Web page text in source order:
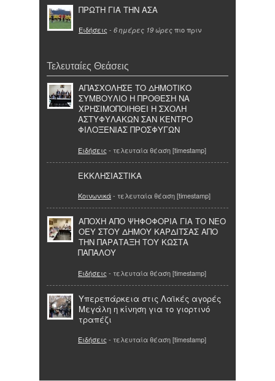
ΠΡΩΤΗ ΓΙΑ ΤΗΝ ΑΣΑ
Ειδήσεις - 6 ημέρες 19 ώρες πιο πριν
Τελευταίες Θεάσεις
ΑΠΑΣΧΟΛΗΣΕ ΤΟ ΔΗΜΟΤΙΚΟ
ΣΥΜΒΟΥΛΙΟ Η ΠΡΟΘΕΣΗ ΝΑ
ΧΡΗΣΙΜΟΠΟΙΗΘΕΙ Η ΣΧΟΛΗ
ΑΣΤΥΦΥΛΑΚΩΝ ΣΑΝ ΚΕΝΤΡΟ
ΦΙΛΟΞΕΝΙΑΣ ΠΡΟΣΦΥΓΩΝ
Ειδήσεις - τελευταία θέαση [timestamp]
ΕΚΚΛΗΣΙΑΣΤΙΚΑ
Κοινωνικά- τελευταία θέαση [timestamp]
ΑΠΟΧΗ ΑΠΟ ΨΗΦΟΦΟΡΙΑ ΓΙΑ ΤΟ ΝΕΟ
ΟΕΥ ΣΤΟΥ ΔΗΜΟΥ ΚΑΡΔΙΤΣΑΣ ΑΠΟ
ΤΗΝ ΠΑΡΑΤΑΞΗ ΤΟΥ ΚΩΣΤΑ
ΠΑΠΑΛΟΥ
Ειδήσεις - τελευταία θέαση [timestamp]
Υπερεπάρκεια στις Λαϊκές αγορές
Μεγάλη η κίνηση για το γιορτινό
τραπέζι
Ειδήσεις - τελευταία θέαση [timestamp]